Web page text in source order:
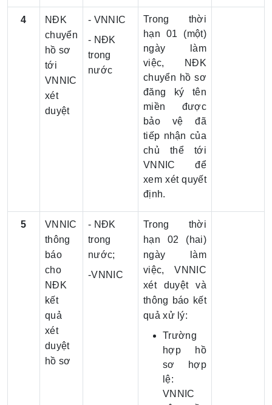
4
NĐK
chuyển
hồ sơ
tới
VNNIC
xét
duyệt
- VNNIC
- NĐK
trong
nước
Trong thời
hạn 01 (một)
ngày làm
việc, NĐK
chuyển hồ sơ
đăng ký tên
miền được
bảo vệ đã
tiếp nhận của
chủ thể tới
VNNIC để
xem xét quyết
định.
5
VNNIC
thông
báo
cho
NĐK
kết
quả
xét
duyệt
hồ sơ
- NĐK
trong
nước;
-VNNIC
Trong thời
hạn 02 (hai)
ngày làm
việc, VNNIC
xét duyệt và
thông báo kết
quả xử lý:
Trường
hợp hồ
sơ hợp
lệ:
VNNIC